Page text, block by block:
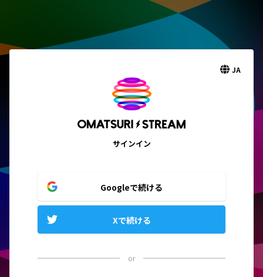
JA
サインイン
Googleで続ける
Xで続ける
or